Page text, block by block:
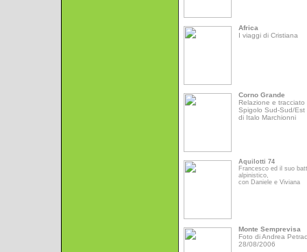
Africa
I viaggi di Cristiana
Corno Grande
Relazione e tracciato
Spigolo Sud-Sud/Est
di Italo Marchionni
Aquilotti 74
Francesco ed il suo
alpinistico,
con Daniele e Viviana
Monte Semprevisa
Foto di Andrea
28/08/2006